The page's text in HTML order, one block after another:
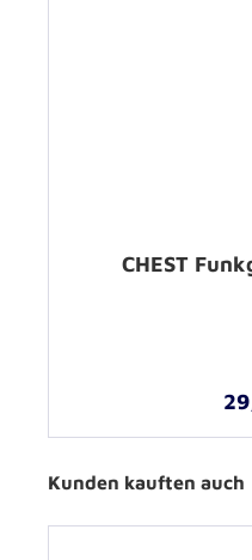
CHEST
Kunden kauften auch